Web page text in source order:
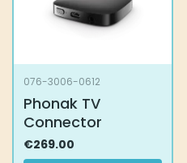
076-3006-0612
Phonak TV
Connector
€269.00